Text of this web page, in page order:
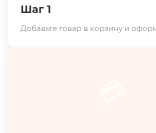
Шаг 1
Добавьте товар в корзину и